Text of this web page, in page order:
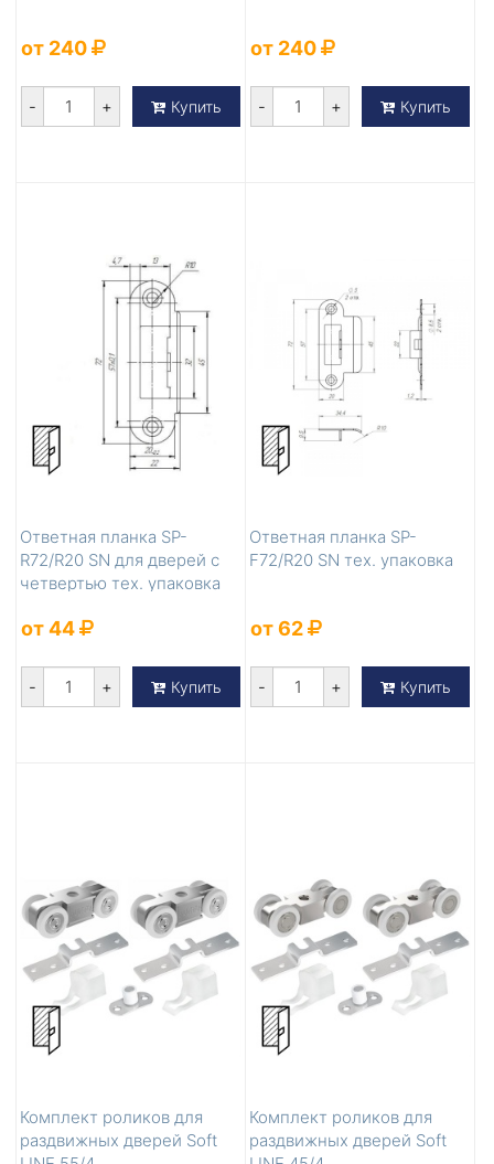
от 240
- + Купить
от 240
- + Купить
Ответная планка SP-
R72/R20 SN для дверей с
четвертью тех. упаковка
от 44
- + Купить
Ответная планка SP-
F72/R20 SN тех. упаковка
от 62
- + Купить
Комплект роликов для
раздвижных дверей Soft
Комплект роликов для
раздвижных дверей Soft